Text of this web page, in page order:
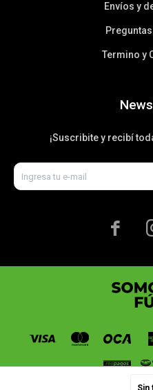
Sin
Envíos y
Termino y
¡Suscribite y recibí
